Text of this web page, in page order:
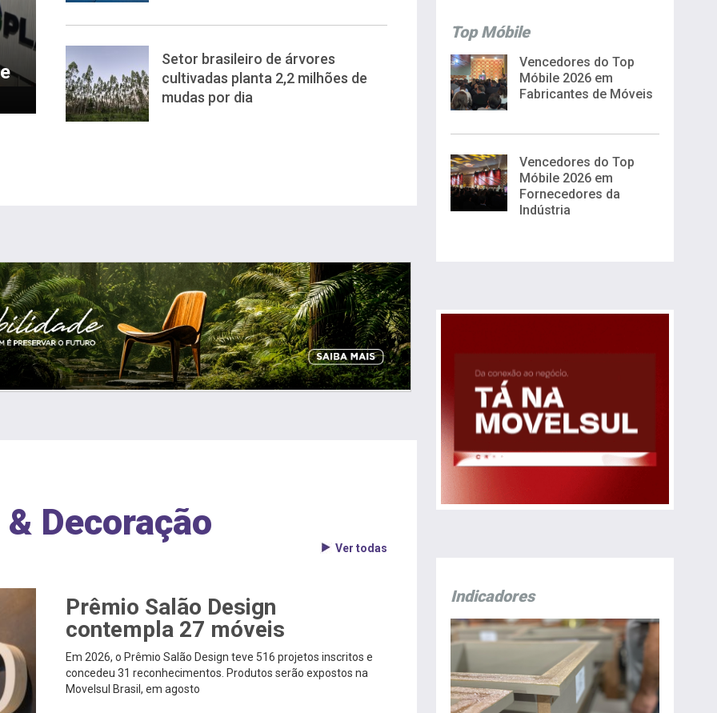
Setor brasileiro de árvores
cultivadas planta 2,2 milhões de
mudas por dia
Decoração
Ver todas
Prêmio Salão Design
contempla 27 móveis
Em 2026, o Prêmio Salão Design teve 516 projetos inscritos e
concedeu 31 reconhecimentos. Produtos serão expostos na
Movelsul Brasil, em agosto
Top Móbile
Vencedores do Top
Móbile 2026 em
Fabricantes de Móveis
Vencedores do Top
Móbile 2026 em
Fornecedores da
Indústria
Indicadores